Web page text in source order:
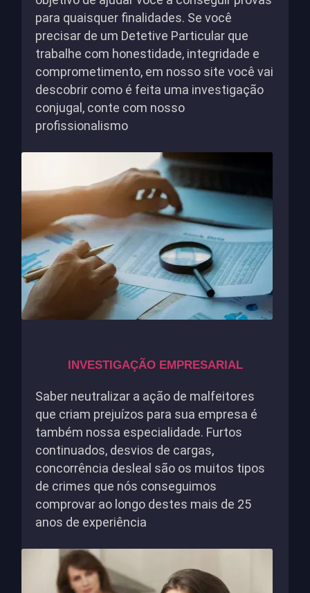
para quaisquer finalidades. Se você
precisar de um Detetive Particular que
trabalhe com honestidade, integridade e
comprometimento, em nosso site você vai
descobrir como é feita uma investigação
conjugal, conte com nosso
profissionalismo
INVESTIGAÇÃO EMPRESARIAL
Saber neutralizar a ação de malfeitores
que criam prejuízos para sua empresa é
também nossa especialidade. Furtos
continuados, desvios de cargas,
concorrência desleal são os muitos tipos
de crimes que nós conseguimos
comprovar ao longo destes mais de 25
anos de experiência